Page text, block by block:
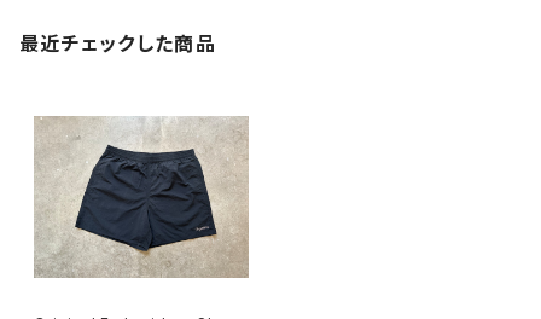
最近チェックした商品